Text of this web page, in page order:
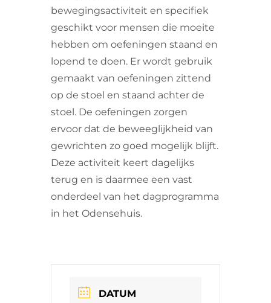
bewegingsactiviteit en specifiek
geschikt voor mensen die moeite
hebben om oefeningen staand en
lopend te doen. Er wordt gebruik
gemaakt van oefeningen zittend
op de stoel en staand achter de
stoel. De oefeningen zorgen
ervoor dat de beweeglijkheid van
gewrichten zo goed mogelijk blijft.
Deze activiteit keert dagelijks
terug en is daarmee een vast
onderdeel van het dagprogramma
in het Odensehuis.
DATUM